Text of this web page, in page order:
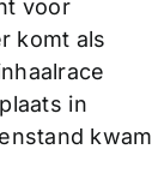
voor
komt als
in
kwam